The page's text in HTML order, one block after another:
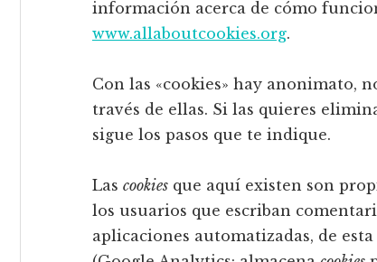
información acerca de cómo
www.allaboutcookies.org.
Con las «cookies» hay anonimato,
través de ellas. Si las quieres
sigue los pasos que te indique.
Las cookies que aquí existen son
los usuarios que escriban
aplicaciones automatizadas, de